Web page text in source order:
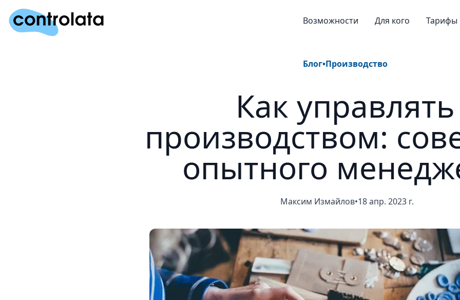
Возможности Для кого Тарифы
Блог•Производство
Как управлять
производством:
опытного
Максим Измайлов•18 апр. 2023 г.